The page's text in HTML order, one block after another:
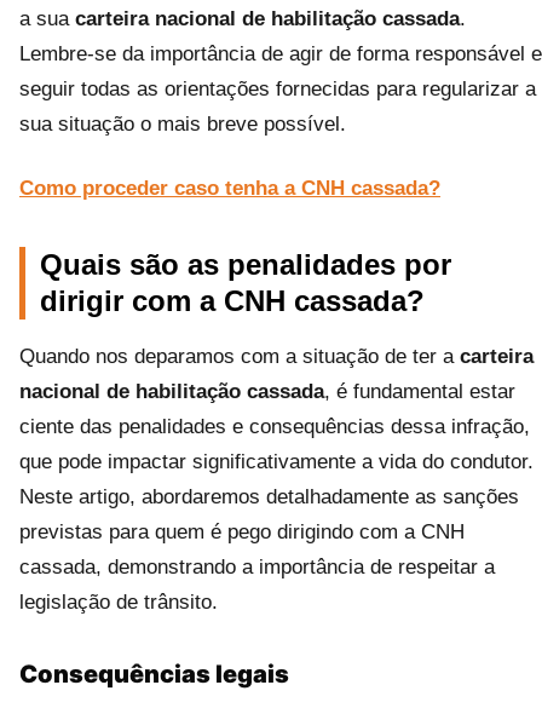
a sua carteira nacional de habilitação cassada.
Lembre-se da importância de agir de forma responsável e
seguir todas as orientações fornecidas para regularizar a
sua situação o mais breve possível.
Como proceder caso tenha a CNH cassada?
Quais são as penalidades por
dirigir com a CNH cassada?
Quando nos deparamos com a situação de ter a carteira
nacional de habilitação cassada, é fundamental estar
ciente das penalidades e consequências dessa infração,
que pode impactar significativamente a vida do condutor.
Neste artigo, abordaremos detalhadamente as sanções
previstas para quem é pego dirigindo com a CNH
cassada, demonstrando a importância de respeitar a
legislação de trânsito.
Consequências legais